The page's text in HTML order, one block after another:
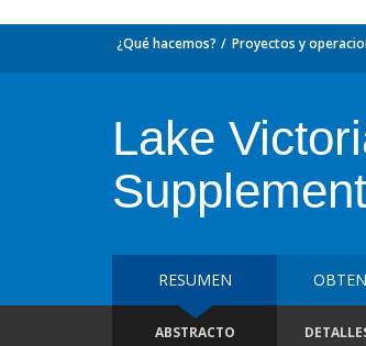
¿Qué hacemos? Proyectos y
Lake
RESUMEN
ABSTRACTO